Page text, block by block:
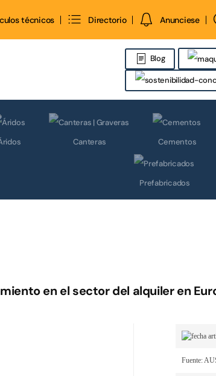
técnicos Directorio Anunciese
Blog
Canteras Cementos
Prefabricados
en el sector del alquiler en
Fuente: